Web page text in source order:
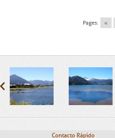
Pages: «
Contacto Rápido